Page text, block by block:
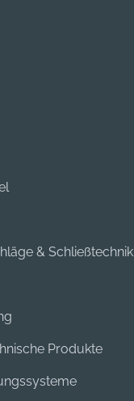
& Schließtechnik
Produkte